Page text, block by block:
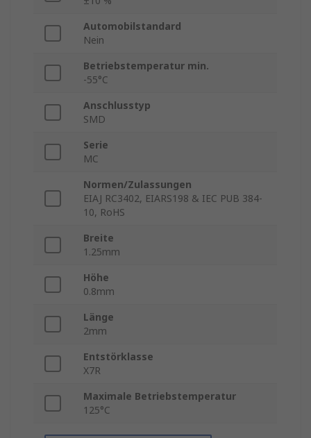
Automobilstandard
Nein
Betriebstemperatur min.
-55°C
Anschlusstyp
SMD
Serie
MC
Normen/Zulassungen
EIAJ RC3402, EIARS198 & IEC PUB 384-
10, RoHS
Breite
1.25mm
Höhe
0.8mm
Länge
2mm
Entstörklasse
X7R
Maximale Betriebstemperatur
125°C